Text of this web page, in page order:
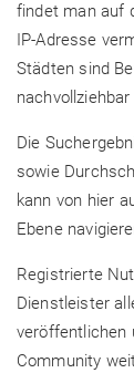
findet man auf
IP-Adresse
Städten sind
Die
sowie
kann von hier
Ebene
Registrierte
Dienstleister
veröffentlichen
Community